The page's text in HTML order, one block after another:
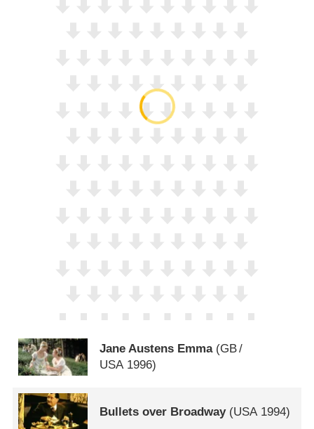
Jane Austens Emma(GB/
USA1996)
Bullets over Broadway(USA1994)